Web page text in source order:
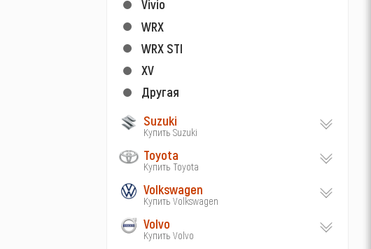
Vivio
WRX
WRX STI
XV
Другая
Suzuki
Купить Suzuki
Toyota
Купить Toyota
Volkswagen
Купить Volkswagen
Volvo
Купить Volvo